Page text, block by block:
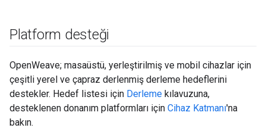
Platform desteği
OpenWeave; masaüstü, yerleştirilmiş ve mobil cihazlar için
çeşitli yerel ve çapraz derlenmiş derleme hedeflerini
destekler. Hedef listesi için Derleme kılavuzuna,
desteklenen donanım platformları için Cihaz Katmanı'na
bakın.